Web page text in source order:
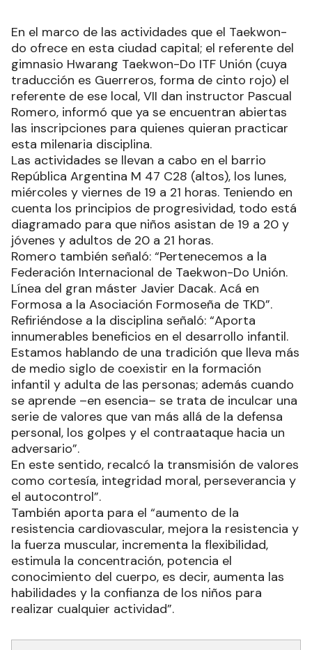
En el marco de las actividades que el Taekwon-
do ofrece en esta ciudad capital; el referente del
gimnasio Hwarang Taekwon-Do ITF Unión (cuya
traducción es Guerreros, forma de cinto rojo) el
referente de ese local, VII dan instructor Pascual
Romero, informó que ya se encuentran abiertas
las inscripciones para quienes quieran practicar
esta milenaria disciplina.
Las actividades se llevan a cabo en el barrio
República Argentina M 47 C28 (altos), los lunes,
miércoles y viernes de 19 a 21 horas. Teniendo en
cuenta los principios de progresividad, todo está
diagramado para que niños asistan de 19 a 20 y
jóvenes y adultos de 20 a 21 horas.
Romero también señaló: “Pertenecemos a la
Federación Internacional de Taekwon-Do Unión.
Línea del gran máster Javier Dacak. Acá en
Formosa a la Asociación Formoseña de TKD”.
Refiriéndose a la disciplina señaló: “Aporta
innumerables beneficios en el desarrollo infantil.
Estamos hablando de una tradición que lleva más
de medio siglo de coexistir en la formación
infantil y adulta de las personas; además cuando
se aprende –en esencia– se trata de inculcar una
serie de valores que van más allá de la defensa
personal, los golpes y el contraataque hacia un
adversario”.
En este sentido, recalcó la transmisión de valores
como cortesía, integridad moral, perseverancia y
el autocontrol”.
También aporta para el “aumento de la
resistencia cardiovascular, mejora la resistencia y
la fuerza muscular, incrementa la flexibilidad,
estimula la concentración, potencia el
conocimiento del cuerpo, es decir, aumenta las
habilidades y la confianza de los niños para
realizar cualquier actividad”.